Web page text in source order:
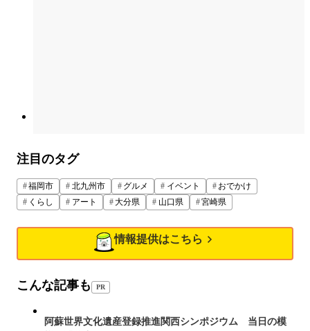
注目のタグ
福岡市 北九州市 グルメ イベント
おでかけ
くらし
アート 大分県 山口県 宮崎県
情報提供はこちら
こんな記事も PR
阿蘇世界文化遺産登録推進関西シンポジウム 当日の模